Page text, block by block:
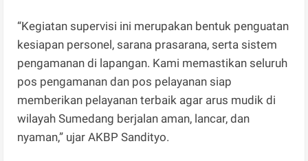
“Kegiatan supervisi ini merupakan bentuk penguatan
kesiapan personel, sarana prasarana, serta sistem
pengamanan di lapangan. Kami memastikan seluruh
pos pengamanan dan pos pelayanan siap
memberikan pelayanan terbaik agar arus mudik di
wilayah Sumedang berjalan aman, lancar, dan
nyaman,” ujar AKBP Sandityo.